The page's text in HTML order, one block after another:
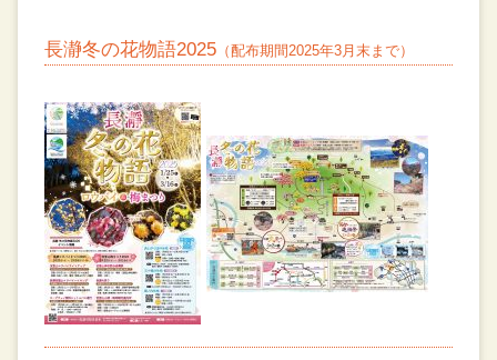
長瀞冬の花物語2025 （配布期間2025年3月末まで）